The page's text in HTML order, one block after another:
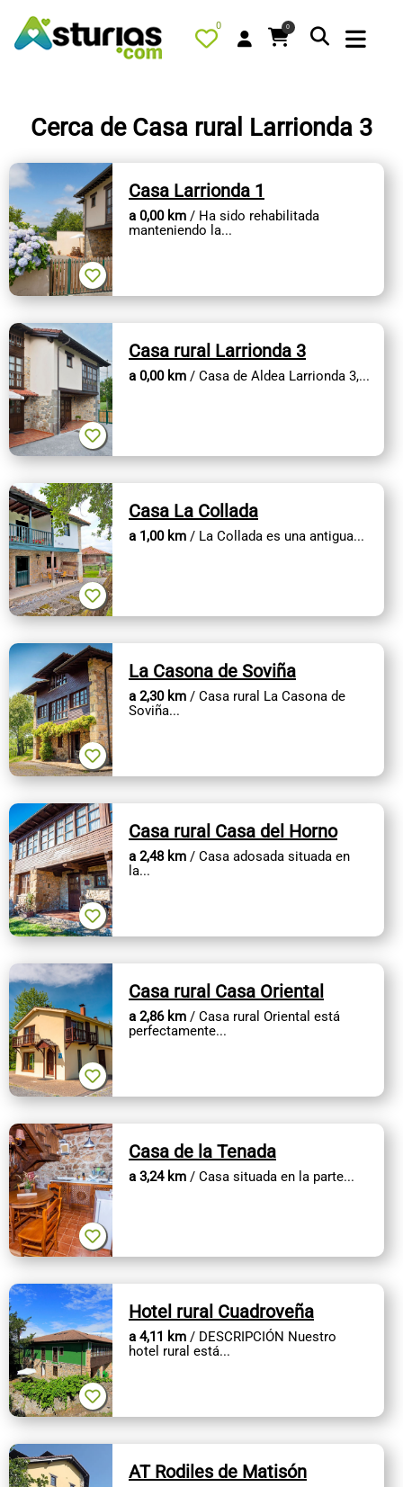
0 0
PORTADA
QUÉ HACER
ALOJAMIENTOS
RESTAURANTES
TURISMO ACTIVO
TIENDA
AGENDA
OFERTAS
CONTACTO
Cerca de Casa rural Larrionda 3
Casa Larrionda 1
a 0,00 km / Ha sido rehabilitada
manteniendo la...
Casa rural Larrionda 3
a 0,00 km / Casa de Aldea Larrionda 3,...
Casa La Collada
a 1,00 km / La Collada es una antigua...
La Casona de Soviña
a 2,30 km / Casa rural La Casona de
Soviña...
Casa rural Casa del Horno
a 2,48 km / Casa adosada situada en
la...
Casa rural Casa Oriental
a 2,86 km / Casa rural Oriental está
perfectamente...
Casa de la Tenada
a 3,24 km / Casa situada en la parte...
Hotel rural Cuadroveña
a 4,11 km / DESCRIPCIÓN Nuestro
hotel rural está...
AT Rodiles de Matisón